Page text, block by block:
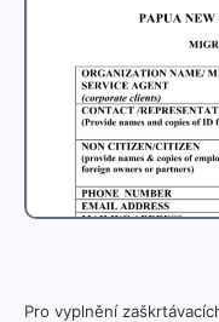
Pro vyplnění